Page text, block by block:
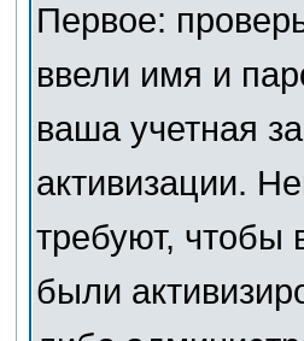
Первое:
ввели имя и
ваша учетная
активизации.
требуют, чтобы
были